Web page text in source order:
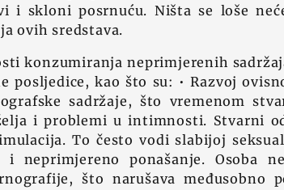
i skloni posrnuću. Ništa se loše
ovih sredstava.
konzumiranja neprimjerenih
posljedice, kao što su: • Razvoj
sadržaje, što vremenom
i problemi u intimnosti. Stvarni
To često vodi slabijoj
i neprimjereno ponašanje. Osoba
što narušava međusobno